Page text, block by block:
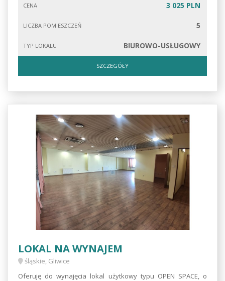
CENA 3 025 PLN
LICZBA POMIESZCZEŃ 5
TYP LOKALU BIUROWO-USŁUGOWY
SZCZEGÓŁY
LOKAL NA WYNAJEM
śląskie, Gliwice
Oferuję do wynajęcia lokal użytkowy typu OPEN SPACE, o